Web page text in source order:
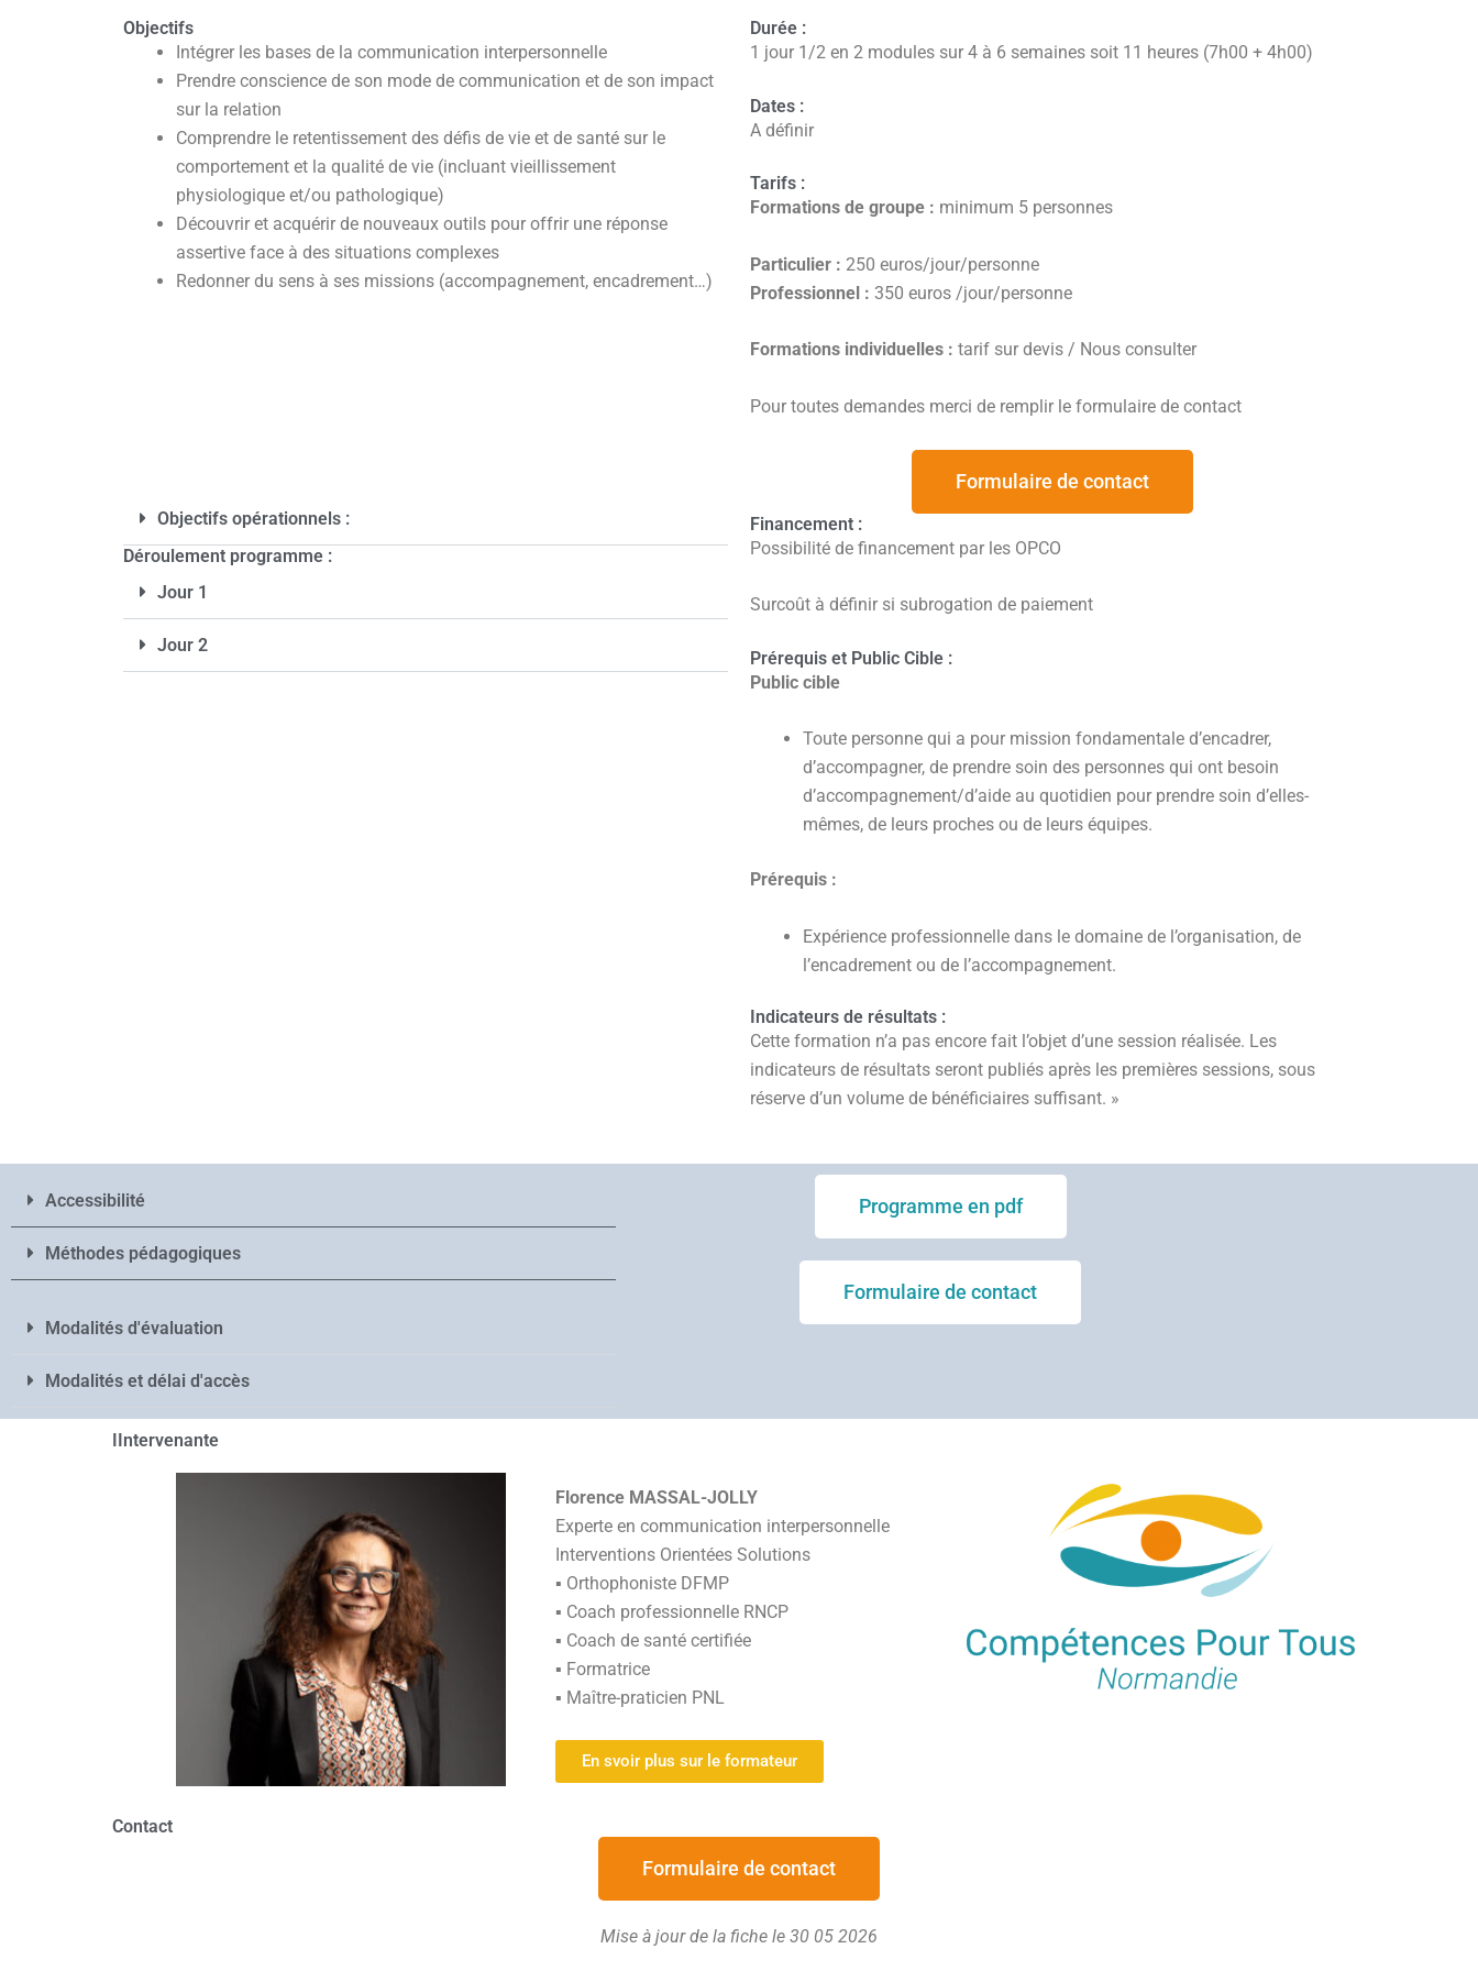
Objectifs
Intégrer les bases de la communication interpersonnelle
Prendre conscience de son mode de communication et de son impact
sur la relation
Comprendre le retentissement des défis de vie et de santé sur le
comportement et la qualité de vie (incluant vieillissement
physiologique et/ou pathologique)
Découvrir et acquérir de nouveaux outils pour offrir une réponse
assertive face à des situations complexes
Redonner du sens à ses missions (accompagnement, encadrement…)
Objectifs opérationnels :
Déroulement programme :
Jour 1
Jour 2
Durée :
1 jour 1/2 en 2 modules sur 4 à 6 semaines soit 11 heures (7h00 + 4h00)
Dates :
A définir
Tarifs :
Formations de groupe : minimum 5 personnes
Particulier : 250 euros/jour/personne
Professionnel : 350 euros /jour/personne
Formations individuelles : tarif sur devis / Nous consulter
Pour toutes demandes merci de remplir le formulaire de contact
Formulaire de contact
Financement :
Possibilité de financement par les OPCO
Surcoût à définir si subrogation de paiement
Prérequis et Public Cible :
Public cible
Toute personne qui a pour mission fondamentale d’encadrer,
d’accompagner, de prendre soin des personnes qui ont besoin
d’accompagnement/d’aide au quotidien pour prendre soin d’elles-
mêmes, de leurs proches ou de leurs équipes.
Prérequis :
Expérience professionnelle dans le domaine de l’organisation, de
l’encadrement ou de l’accompagnement.
Indicateurs de résultats :
Cette formation n’a pas encore fait l’objet d’une session réalisée. Les
indicateurs de résultats seront publiés après les premières sessions, sous
réserve d’un volume de bénéficiaires suffisant. »
Accessibilité
Méthodes pédagogiques
Modalités d'évaluation
Modalités et délai d'accès
Programme en pdf
Formulaire de contact
IIntervenante
Florence MASSAL-JOLLY
Experte en communication interpersonnelle
Interventions Orientées Solutions
▪ Orthophoniste DFMP
▪ Coach professionnelle RNCP
▪ Coach de santé certifiée
▪ Formatrice
▪ Maître-praticien PNL
En svoir plus sur le formateur
Contact
Formulaire de contact
Mise à jour de la fiche le 30 05 2026